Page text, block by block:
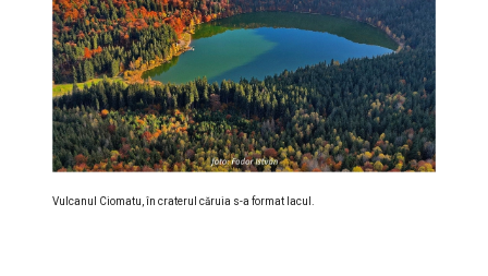
Vulcanul Ciomatu, în craterul căruia s-a format lacul.